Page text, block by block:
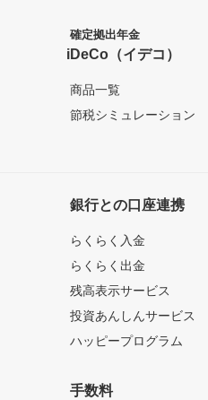
確定拠出年金
iDeCo（イデコ）
商品一覧
節税シミュレーション
銀行との口座連携
らくらく入金
らくらく出金
残高表示サービス
投資あんしんサービス
ハッピープログラム
手数料